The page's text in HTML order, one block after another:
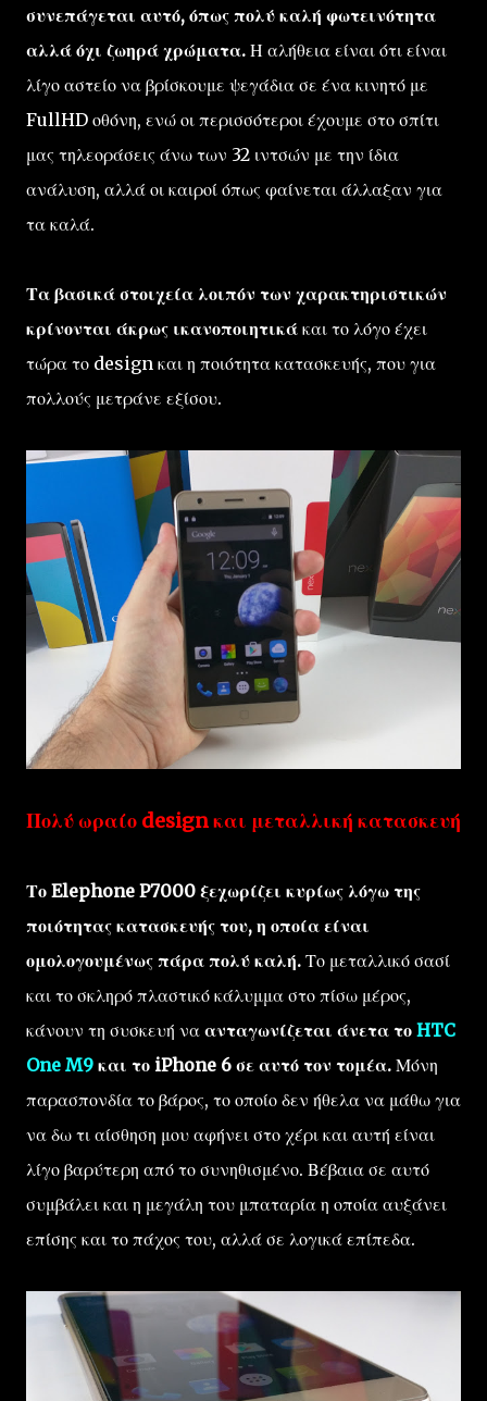
συνεπάγεται αυτό, όπως πολύ καλή φωτεινότητα
αλλά όχι ζωηρά χρώματα. Η αλήθεια είναι ότι είναι
λίγο αστείο να βρίσκουμε ψεγάδια σε ένα κινητό με
FullHD οθόνη, ενώ οι περισσότεροι έχουμε στο σπίτι
μας τηλεοράσεις άνω των 32 ιντσών με την ίδια
ανάλυση, αλλά οι καιροί όπως φαίνεται άλλαξαν για
τα καλά.
Τα βασικά στοιχεία λοιπόν των χαρακτηριστικών
κρίνονται άκρως ικανοποιητικά και το λόγο έχει
τώρα το design και η ποιότητα κατασκευής, που για
πολλούς μετράνε εξίσου.
Πολύ ωραίο design και μεταλλική κατασκευή
Το Elephone P7000 ξεχωρίζει κυρίως λόγω της
ποιότητας κατασκευής του, η οποία είναι
ομολογουμένως πάρα πολύ καλή. Το μεταλλικό σασί
και το σκληρό πλαστικό κάλυμμα στο πίσω μέρος,
κάνουν τη συσκευή να ανταγωνίζεται άνετα το HTC
One M9 και το iPhone 6 σε αυτό τον τομέα. Μόνη
παρασπονδία το βάρος, το οποίο δεν ήθελα να μάθω για
να δω τι αίσθηση μου αφήνει στο χέρι και αυτή είναι
λίγο βαρύτερη από το συνηθισμένο. Βέβαια σε αυτό
συμβάλει και η μεγάλη του μπαταρία η οποία αυξάνει
επίσης και το πάχος του, αλλά σε λογικά επίπεδα.